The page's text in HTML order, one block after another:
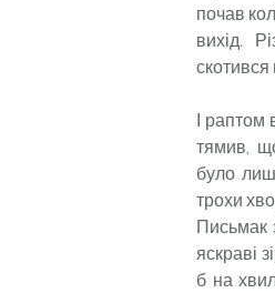
почав
вихід.
скотився
І раптом
тямив,
було
трохи
Письмак
яскраві
б на